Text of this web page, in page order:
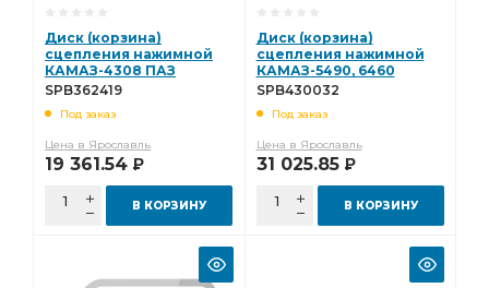
Диск (корзина)
сцепления нажимной
КАМАЗ-4308 ПАЗ
Вектор NEXT с дв.
3482000419) Starco
SPB362419
Под заказ
Цена в Ярославль
19 361.54 Р
В КОРЗИНУ
Диск (корзина)
сцепления нажимной
КАМАЗ-5490, 6460
МАЗ-631208, 643008
Starco SPB430032
SPB430032
Под заказ
Цена в Ярославль
31 025.85 Р
В КОРЗИНУ